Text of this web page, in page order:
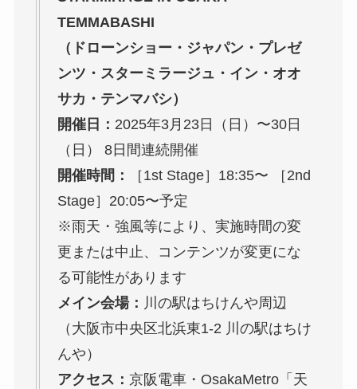
TEMMABASHI
（ドローンショー・ジャパン・プレゼ
ンツ・スターミラージュ・イン・オオ
サカ・テンマバシ）
開催日： 2025年3月23日（日）〜30日
（日） 8日間連続開催
開催時間：
［1st Stage］18:35〜 ［2nd
Stage］20:05〜予定
※雨天・強風等により、実施時間の変
更または中止、コンテンツが変更にな
る可能性があります
メイン会場： 川の駅はちけんや周辺
（大阪市中央区北浜東1-2 川の駅はちけ
んや）
アクセス： 京阪電車・OsakaMetro「天